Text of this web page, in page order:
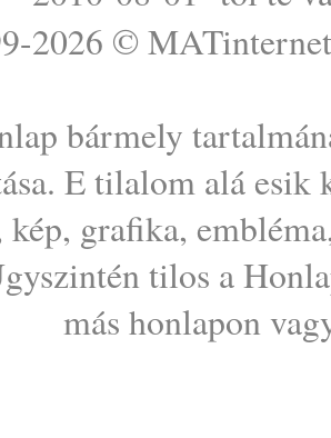
2026 © MATinternet
bármely
E tilalom alá esik
kép, grafika,
tilos a
más honlapon